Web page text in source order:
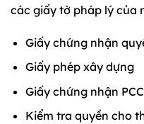
các giấy tờ pháp lý của
Giấy chứng nhận
Giấy phép xây dựng
Giấy chứng nhận
Kiểm tra quyền cho